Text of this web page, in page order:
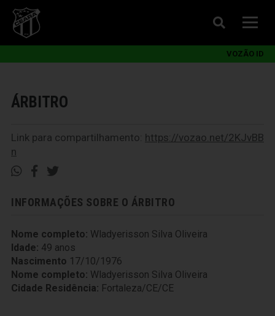
VOZÃO ID
ÁRBITRO
Link para compartilhamento: https://vozao.net/2KJvBB
n
INFORMAÇÕES SOBRE O ÁRBITRO
Nome completo: Wladyerisson Silva Oliveira
Idade: 49 anos
Nascimento 17/10/1976
Nome completo: Wladyerisson Silva Oliveira
Cidade Residência: Fortaleza/CE/CE